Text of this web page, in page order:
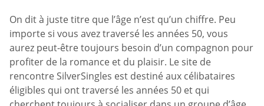
On dit à juste titre que l’âge n’est qu’un chiffre. Peu
importe si vous avez traversé les années 50, vous
aurez peut-être toujours besoin d’un compagnon pour
profiter de la romance et du plaisir. Le site de
rencontre SilverSingles est destiné aux célibataires
éligibles qui ont traversé les années 50 et qui